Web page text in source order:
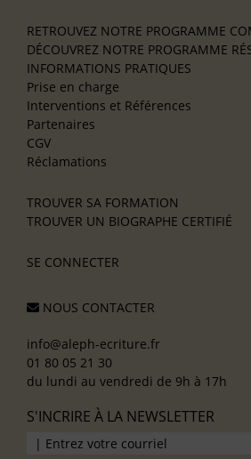
RETROUVEZ NOTRE PROGRAMME
DÉCOUVREZ NOTRE PROGRAMME
INFORMATIONS PRATIQUES
Prise en charge
Interventions et Références
Partenaires
CGV
Réclamations
TROUVER SA FORMATION
TROUVER UN BIOGRAPHE CERTIFIÉ
SE CONNECTER
NOUS CONTACTER
info@aleph-ecriture.fr
01 80 05 21 30
du lundi au vendredi de 9h à 17h
S'INCRIRE À LA NEWSLETTER